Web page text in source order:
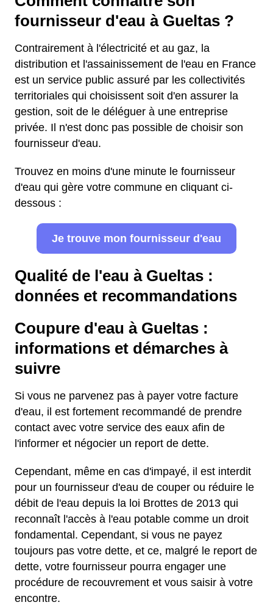
fournisseur d'eau à Gueltas ?
Contrairement à l'électricité et au gaz, la
distribution et l'assainissement de l'eau en France
est un service public assuré par les collectivités
territoriales qui choisissent soit d'en assurer la
gestion, soit de le déléguer à une entreprise
privée. Il n'est donc pas possible de choisir son
fournisseur d'eau.
Trouvez en moins d'une minute le fournisseur
d'eau qui gère votre commune en cliquant ci-
dessous :
Je trouve mon fournisseur d'eau
Qualité de l'eau à Gueltas :
données et recommandations
Coupure d'eau à Gueltas :
informations et démarches à
suivre
Si vous ne parvenez pas à payer votre facture
d'eau, il est fortement recommandé de prendre
contact avec votre service des eaux afin de
l'informer et négocier un report de dette.
Cependant, même en cas d'impayé, il est interdit
pour un fournisseur d'eau de couper ou réduire le
débit de l'eau depuis la loi Brottes de 2013 qui
reconnaît l'accès à l'eau potable comme un droit
fondamental. Cependant, si vous ne payez
toujours pas votre dette, et ce, malgré le report de
dette, votre fournisseur pourra engager une
procédure de recouvrement et vous saisir à votre
encontre.